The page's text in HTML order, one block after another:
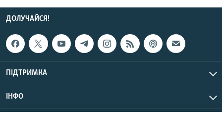
ДОЛУЧАЙСЯ!
ПІДТРИМКА
ІНФО